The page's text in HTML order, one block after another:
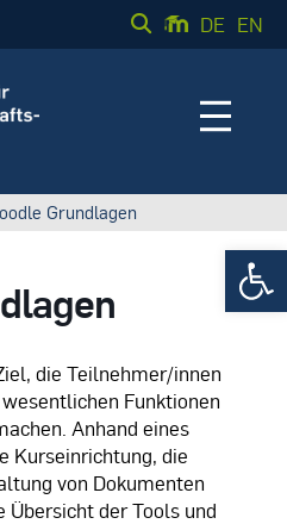
DE EN
Grundlagen
die Teilnehmer/innen
Funktionen
Anhand eines
Kurseinrichtung, die
von Dokumenten
der Tools und